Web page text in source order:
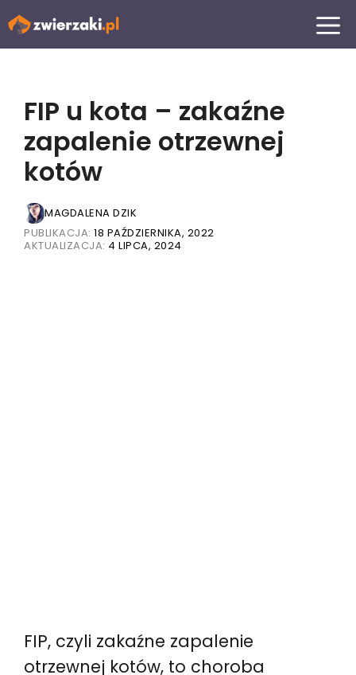
Przejdź
MENU
FIP u kota – zakaźne
zapalenie otrzewnej
kotów
MAGDALENA DZIK
PUBLIKACJA: 18 PAŹDZIERNIKA, 2022
AKTUALIZACJA: 4 LIPCA, 2024
FIP, czyli zakaźne zapalenie
otrzewnej kotów, to choroba